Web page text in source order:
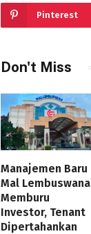
Pinterest
Don't Miss
Manajemen Baru
Mal Lembuswana
Memburu
Investor, Tenant
Dipertahankan